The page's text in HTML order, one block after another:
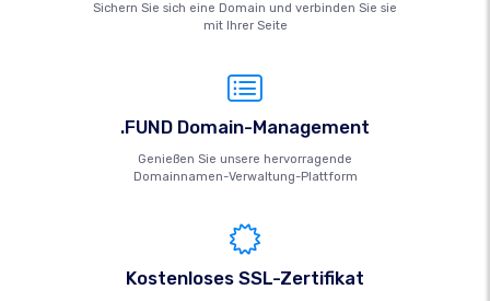
Sichern Sie sich eine Domain und verbinden Sie sie
mit Ihrer Seite
.FUND Domain-Management
Genießen Sie unsere hervorragende
Domainnamen-Verwaltung-Plattform
Kostenloses SSL-Zertifikat